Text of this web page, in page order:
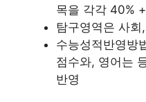
목을 각각 40%
탐구영역은 사
수능성적반영방
점수와, 영어는
반영